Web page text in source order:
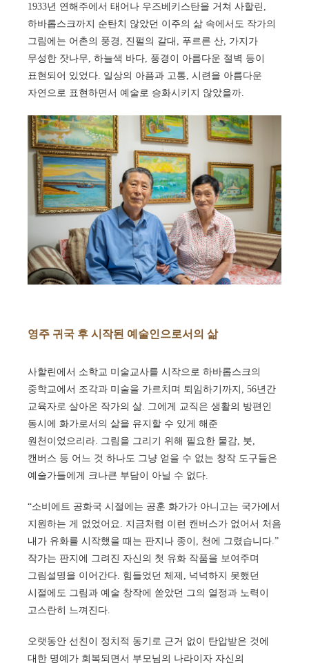
1933년 연해주에서 태어나 우즈베키스탄을 거쳐 사할린,
하바롭스크까지 순탄치 않았던 이주의 삶 속에서도 작가의
그림에는 어촌의 풍경, 진펄의 갈대, 푸르른 산, 가지가
무성한 잣나무, 하늘색 바다, 풍경이 아름다운 절벽 등이
표현되어 있었다. 일상의 아픔과 고통, 시련을 아름다운
자연으로 표현하면서 예술로 승화시키지 않았을까.
영주 귀국 후 시작된 예술인으로서의 삶
사할린에서 소학교 미술교사를 시작으로 하바롭스크의
중학교에서 조각과 미술을 가르치며 퇴임하기까지, 56년간
교육자로 살아온 작가의 삶. 그에게 교직은 생활의 방편인
동시에 화가로서의 삶을 유지할 수 있게 해준
원천이었으리라. 그림을 그리기 위해 필요한 물감, 붓,
캔버스 등 어느 것 하나도 그냥 얻을 수 없는 창작 도구들은
예술가들에게 크나큰 부담이 아닐 수 없다.
“소비에트 공화국 시절에는 공훈 화가가 아니고는 국가에서
지원하는 게 없었어요. 지금처럼 이런 캔버스가 없어서 처음
내가 유화를 시작했을 때는 판지나 종이, 천에 그렸습니다.”
작가는 판지에 그려진 자신의 첫 유화 작품을 보여주며
그림설명을 이어간다. 힘들었던 체제, 넉넉하지 못했던
시절에도 그림과 예술 창작에 쏟았던 그의 열정과 노력이
고스란히 느껴진다.
오랫동안 선친이 정치적 동기로 근거 없이 탄압받은 것에
대한 명예가 회복되면서 부모님의 나라이자 자신의